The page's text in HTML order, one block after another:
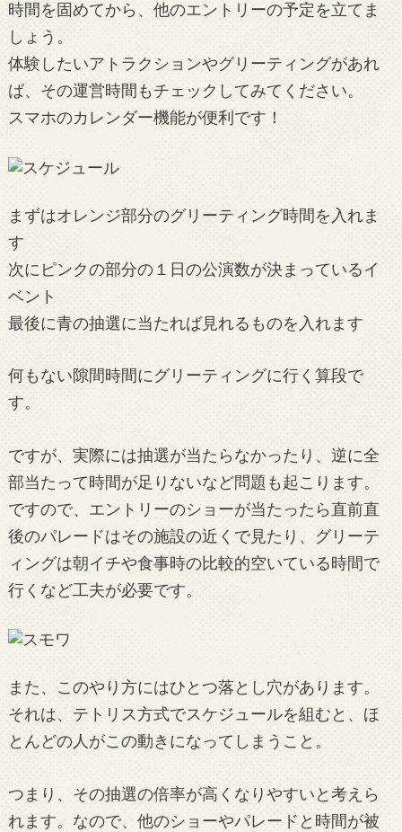
時間を固めてから、他のエントリーの予定を立てま
しょう。
体験したいアトラクションやグリーティングがあれ
ば、その運営時間もチェックしてみてください。
スマホのカレンダー機能が便利です！
まずはオレンジ部分のグリーティング時間を入れま
す
次にピンクの部分の１日の公演数が決まっているイ
ベント
最後に青の抽選に当たれば見れるものを入れます
何もない隙間時間にグリーティングに行く算段で
す。
ですが、実際には抽選が当たらなかったり、逆に全
部当たって時間が足りないなど問題も起こります。
ですので、エントリーのショーが当たったら直前直
後のパレードはその施設の近くで見たり、グリーテ
ィングは朝イチや食事時の比較的空いている時間で
行くなど工夫が必要です。
また、このやり方にはひとつ落とし穴があります。
それは、テトリス方式でスケジュールを組むと、ほ
とんどの人がこの動きになってしまうこと。
つまり、その抽選の倍率が高くなりやすいと考えら
れます。なので、他のショーやパレードと時間が被